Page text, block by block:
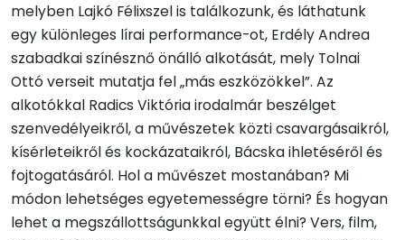
melyben Lajkó Félixszel is találkozunk, és láthatunk
egy különleges lírai performance-ot, Erdély Andrea
szabadkai színésznő önálló alkotását, mely Tolnai
Ottó verseit mutatja fel „más eszközökkel”. Az
alkotókkal Radics Viktória irodalmár beszélget
szenvedélyeikről, a művészetek közti csavargásaikról,
kísérleteikről és kockázataikról, Bácska ihletéséről és
fojtogatásáról. Hol a művészet mostanában? Mi
módon lehetséges egyetemességre törni? És hogyan
lehet a megszállottságunkkal együtt élni? Vers, film,